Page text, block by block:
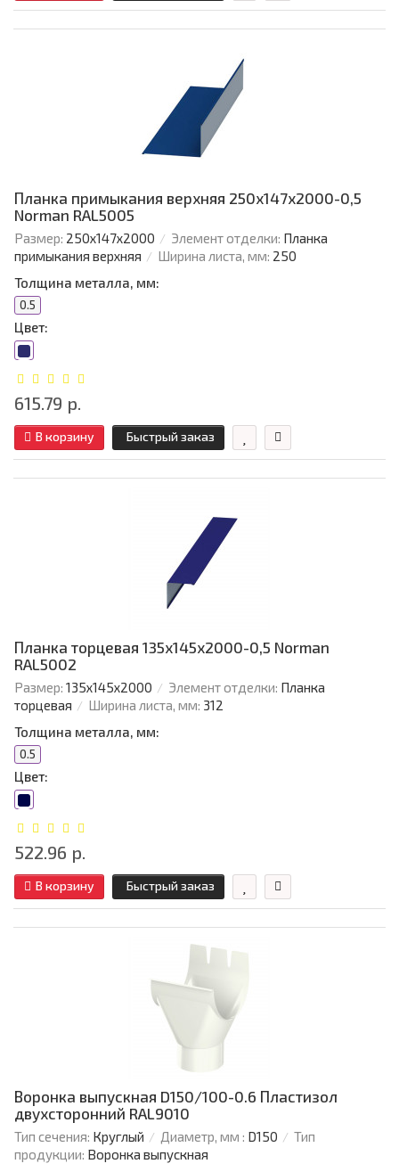
Планка примыкания верхняя 250х147х2000-0,5
Norman RAL5005
Размер: 250х147х2000 Элемент отделки: Планка
примыкания верхняя
Ширина листа, мм: 250
Толщина металла, мм:
0.5
Цвет:
615.79 р.
В корзину Быстрый заказ
Планка торцевая 135х145х2000-0,5 Norman
RAL5002
Размер: 135х145х2000 Элемент отделки: Планка
торцевая
Ширина листа, мм: 312
Толщина металла, мм:
0.5
Цвет:
522.96 р.
В корзину Быстрый заказ
Воронка выпускная D150/100-0.6 Пластизол
двухсторонний RAL9010
Тип сечения: Круглый Диаметр, мм : D150
Тип
продукции: Воронка выпускная